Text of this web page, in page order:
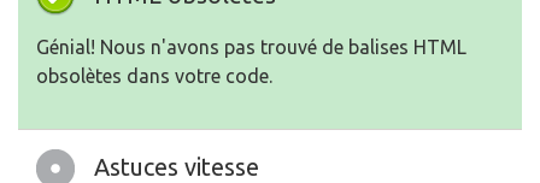
Génial! Nous n'avons pas trouvé de balises HTML
obsolètes dans votre code.
Astuces vitesse